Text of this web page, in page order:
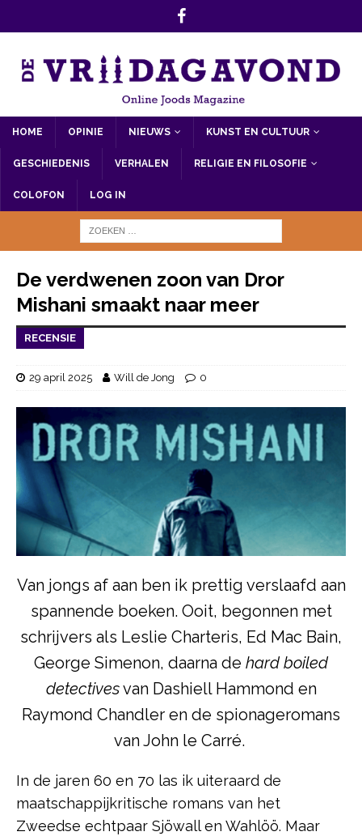
HOME OPINIE NIEUWS KUNST EN CULTUUR
GESCHIEDENIS VERHALEN RELIGIE EN FILOSOFIE
COLOFON LOG IN
De verdwenen zoon van Dror
Mishani smaakt naar meer
RECENSIE
29 april 2025 Will de Jong 0
Van jongs af aan ben ik prettig verslaafd aan
spannende boeken. Ooit, begonnen met
schrijvers als Leslie Charteris, Ed Mac Bain,
George Simenon, daarna de hard boiled
detectivesvan Dashiell Hammond en
Raymond Chandler en de spionageromans
van John le Carré.
In de jaren 60 en 70 las ik uiteraard de
maatschappijkritische romans van het
Zweedse echtpaar Sjöwall en Wahlöö. Maar